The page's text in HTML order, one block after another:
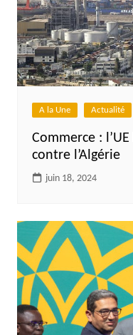
A la Une Actualité
Commerce :
contre l’Algérie
juin 18, 2024